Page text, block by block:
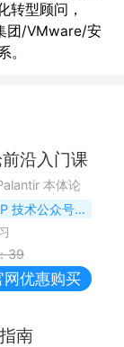
转型顾问，
团/VMware/安
沿入门课
本体论
老刘说 NLP 技术公众号 / 社区作者
39
网优惠购买
南